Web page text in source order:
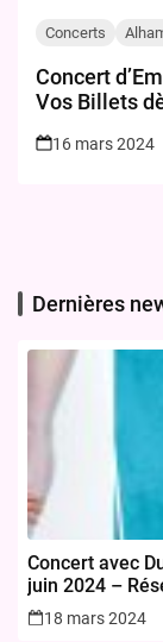
Concerts
Concert
Vos Billets
16 mars 2024
Dernières
Concert avec
juin 2024 –
18 mars 2024